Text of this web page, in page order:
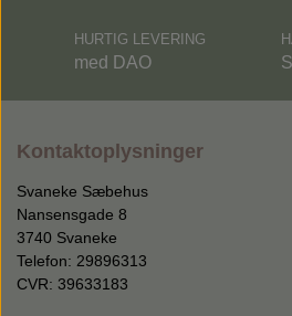
HURTIG LEVERING
med DAO
Kontaktoplysninger
Svaneke Sæbehus
Nansensgade 8
3740 Svaneke
Telefon: 29896313
CVR: 39633183